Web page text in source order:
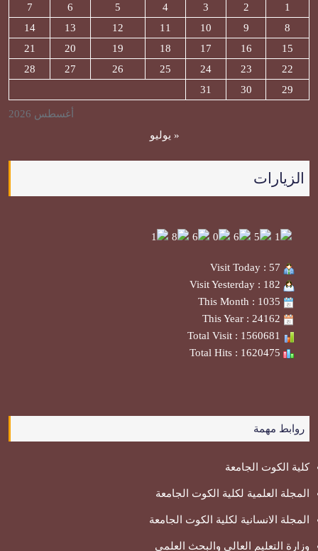
أغسطس 2026
1
2
3
4
5
6
7
8
9
10
11
12
13
14
15
16
17
18
19
20
21
22
23
24
25
26
27
28
29
30
31
« يوليو
الزيارات
روابط مهمة
كلية الكوت الجامعة
المجلة العلمية لكلية الكوت الجامعة
المجلة الانسانية لكلية الكوت الجامعة
وزارة التعليم العالي والبحث العلمي